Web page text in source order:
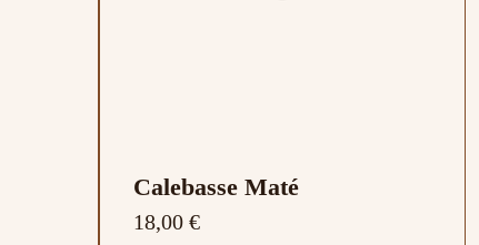
Calebasse Maté
18,00 €